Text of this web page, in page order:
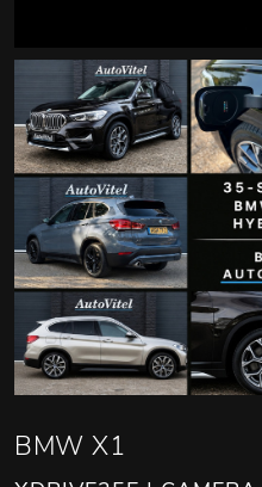
BMW X1